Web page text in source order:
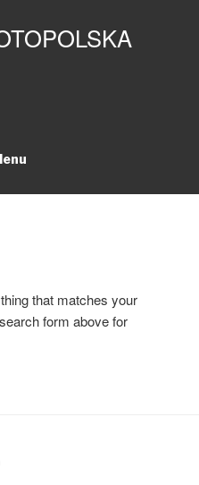
that matches your
form above for